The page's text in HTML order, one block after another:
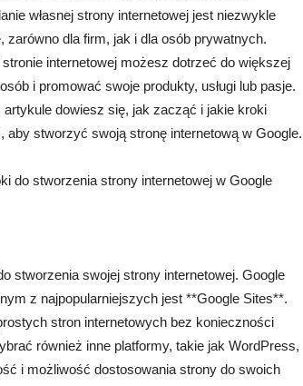
własnej strony internetowej jest niezwykle
zarówno dla firm, jak i dla osób prywatnych.
internetowej możesz dotrzeć do większej
i promować swoje produkty, usługi lub pasje.
artykule dowiesz się, jak zacząć i jakie kroki
aby stworzyć swoją stronę internetową w Google.
do stworzenia strony internetowej w Google
stworzenia swojej strony internetowej. Google
z najpopularniejszych jest **Google Sites**.
stron internetowych bez konieczności
również inne platformy, takie jak WordPress,
i możliwość dostosowania strony do swoich